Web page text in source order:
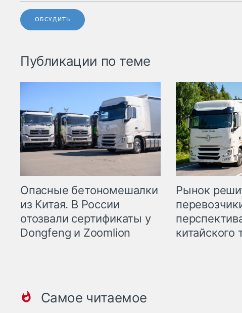
ОБСУДИТЬ
Публикации по теме
Опасные бетономешалки
из Китая. В России
отозвали сертификаты у
Dongfeng и Zoomlion
Рынок
китайского
Самое читаемое